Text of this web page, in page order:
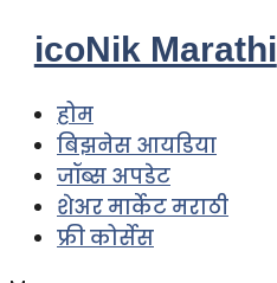
Skip
content
icoNik Marathi
होम
बिझनेस आयडिया
जॉब्स अपडेट
शेअर मार्केट मराठी
फ्री कोर्सेस